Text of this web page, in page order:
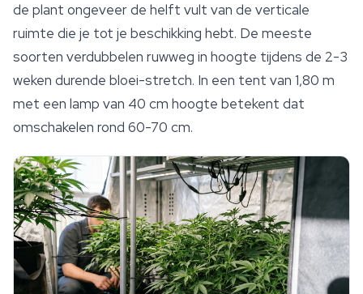
de plant ongeveer de helft vult van de verticale
ruimte die je tot je beschikking hebt. De meeste
soorten verdubbelen ruwweg in hoogte tijdens de 2-3
weken durende bloei-stretch. In een tent van 1,80 m
met een lamp van 40 cm hoogte betekent dat
omschakelen rond 60-70 cm.